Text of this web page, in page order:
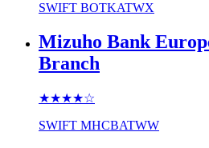
SWIFT BOTKATWX
Mizuho Bank
Branch
★★★★☆
SWIFT MHCBATWW